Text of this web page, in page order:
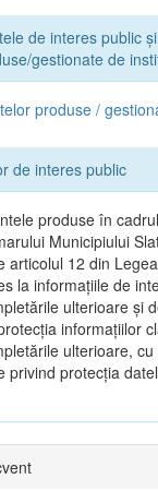
de interes public
gestionate de
produse /
de interes public
produse în
Municipiului
articolul 12 din
la informațiile de
ulterioare și
informațiilor
ulterioare,
privind protecția